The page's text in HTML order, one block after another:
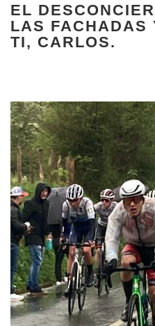
EL
LAS FACHADAS
TI, CARLOS.